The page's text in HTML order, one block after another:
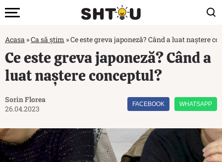
Acasa »Ca să știm »Ce este greva japoneză? Când a luat naștere
Ce este greva japoneză? Când a
luat naștere conceptul?
Sorin Florea
26.04.2023
FACEBOOK WHATSAPP